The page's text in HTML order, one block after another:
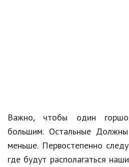
Культура и общество
Мода и стиль
Бизнес
Важно, чтобы один
большим. Остальные
меньше. Первостепенно
где будут располагаться